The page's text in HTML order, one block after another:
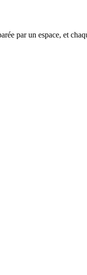
par un espace, et